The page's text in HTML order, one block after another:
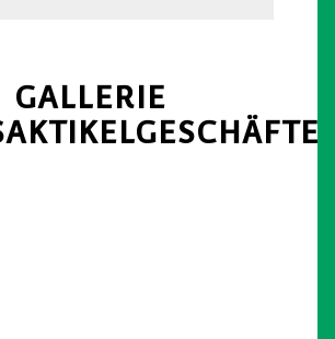
GALLERIE